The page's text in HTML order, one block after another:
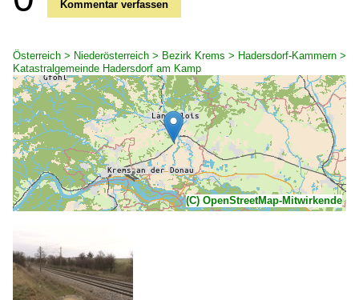
Kommentar verfassen
Österreich > Niederösterreich > Bezirk Krems > Hadersdorf-Kammern >
Katastralgemeinde Hadersdorf am Kamp
(C) OpenStreetMap-Mitwirkende